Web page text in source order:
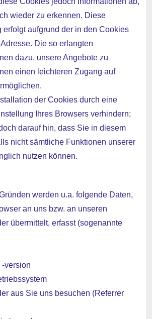
wieder zu erkennen. Diese
erfolgt aufgrund der in den Cookies
Die so erlangten
dazu, unsere Angebote zu
einen leichteren Zugang auf
der Cookies durch eine
Ihres Browsers verhindern;
darauf hin, dass Sie in diesem
nicht sämtliche Funktionen unserer
nutzen können.
werden u.a. folgende Daten,
an uns bzw. an unseren
übermittelt, erfasst (sogenannte
version
aus Sie uns besuchen (Referrer